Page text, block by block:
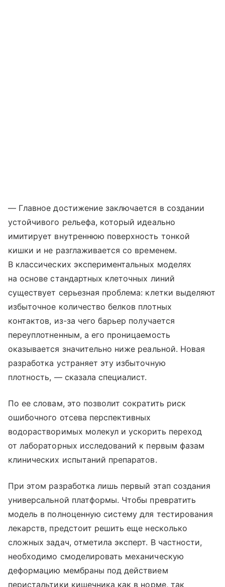
— Главное достижение заключается в создании
устойчивого рельефа, который идеально
имитирует внутреннюю поверхность тонкой
кишки и не разглаживается со временем.
В классических экспериментальных моделях
на основе стандартных клеточных линий
существует серьезная проблема: клетки выделяют
избыточное количество белков плотных
контактов, из-за чего барьер получается
переуплотненным, а его проницаемость
оказывается значительно ниже реальной. Новая
разработка устраняет эту избыточную
плотность, — сказала специалист.
По ее словам, это позволит сократить риск
ошибочного отсева перспективных
водорастворимых молекул и ускорить переход
от лабораторных исследований к первым фазам
клинических испытаний препаратов.
При этом разработка лишь первый этап создания
универсальной платформы. Чтобы превратить
модель в полноценную систему для тестирования
лекарств, предстоит решить еще несколько
сложных задач, отметила эксперт. В частности,
необходимо смоделировать механическую
деформацию мембраны под действием
перистальтики кишечника как в норме, так